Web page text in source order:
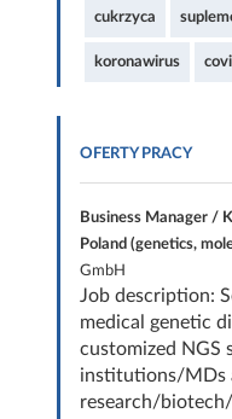
cukrzyca
koronawirus
OFERTY PRACY
Business Manager /
Poland (genetics,
GmbH
Job description:
medical genetic
customized NGS
institutions/MDs
research/